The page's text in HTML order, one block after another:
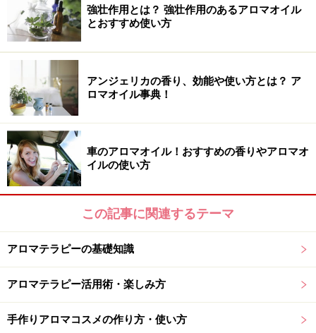
強壮作用とは？ 強壮作用のあるアロマオイル
とおすすめ使い方
アンジェリカの香り、効能や使い方とは？ ア
ロマオイル事典！
車のアロマオイル！おすすめの香りやアロマオ
イルの使い方
この記事に関連するテーマ
アロマテラピーの基礎知識
アロマテラピー活用術・楽しみ方
手作りアロマコスメの作り方・使い方